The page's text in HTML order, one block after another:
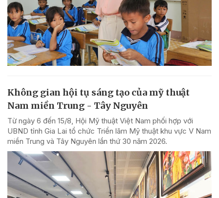
Không gian hội tụ sáng tạo của mỹ thuật
Nam miền Trung - Tây Nguyên
Từ ngày 6 đến 15/8, Hội Mỹ thuật Việt Nam phối hợp với
UBND tỉnh Gia Lai tổ chức Triển lãm Mỹ thuật khu vực V Nam
miền Trung và Tây Nguyên lần thứ 30 năm 2026.